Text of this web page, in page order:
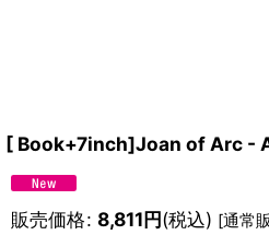
[ Book+7inch]Joan of Arc -
販売価格: 8,811円(税込) [通常